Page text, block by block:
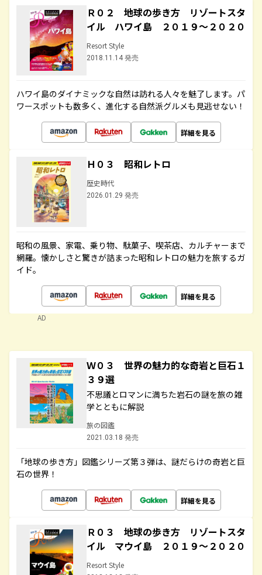
Ｒ０２ 地球の歩き方 リゾートスタ
イル ハワイ島 ２０１９～２０２０
Resort Style
2018.11.14 発売
ハワイ島のダイナミックな自然は訪れる人々を魅了します。パ
ワースポットも数多く、進化する自然派グルメも見逃せない！
詳細を見る
Ｈ０３ 昭和レトロ
歴史時代
2026.01.29 発売
昭和の風景、家電、乗り物、駄菓子、喫茶店、カルチャーまで
網羅。懐かしさと驚きが詰まった昭和レトロの魅力を旅するガ
イド。
詳細を見る
AD
Ｗ０３ 世界の魅力的な奇岩と巨石１
３９選
不思議とロマンに満ちた岩石の謎を旅の雑
学とともに解説
旅の図鑑
2021.03.18 発売
「地球の歩き方」図鑑シリーズ第３弾は、謎だらけの奇岩と巨
石の世界！
詳細を見る
Ｒ０３ 地球の歩き方 リゾートスタ
イル マウイ島 ２０１９～２０２０
Resort Style